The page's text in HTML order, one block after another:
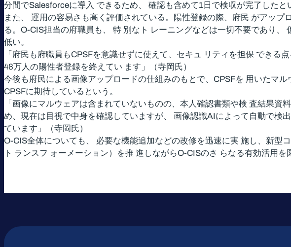
分間でSalesforceに導入 できるため、 確認も含めて1日で検収が完了したと
また、 運用の容易さも高く評価されている。陽性登録の際、府民 がアッ
る。O-CIS担当の府職員も、 特 別なト レーニングなどは一切不要であり
低い。
「府民も府職員もCPSFを意識せずに使えて、セキュ リティを担保 でき
48万人の陽性者登録を終えてい ます」（寺岡氏）
今後も府民による画像アップロードの仕組みのもとで、CPSFを 用いたマ
CPSFに期待しているという。
「画像にマルウェアは含まれていないものの、本人確認書類や検 査結果
め、現在は目視で中身を確認していますが、 画像認識AIによって自動で検
ています」（寺岡氏）
O-CIS全体についても、 必要な機能追加などの改修を迅速に実 施し、新
ト ランスフ ォーメーション）を推 進しながらO-CISのさ らなる有効活用を